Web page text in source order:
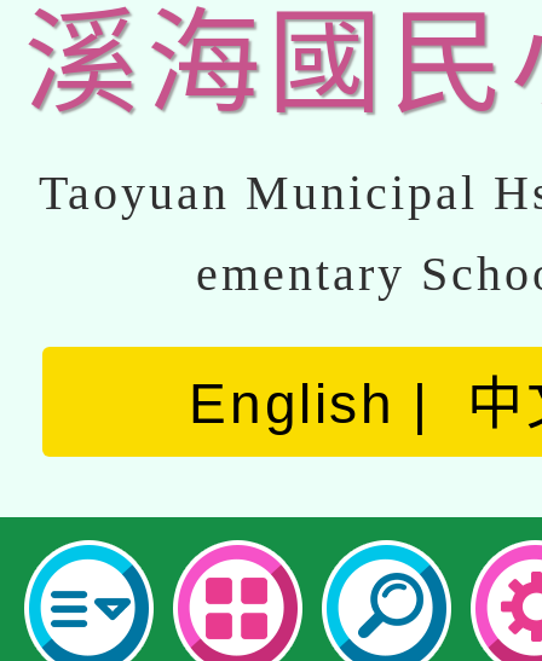
溪海國民
Taoyuan Municipal
ementary
English 中